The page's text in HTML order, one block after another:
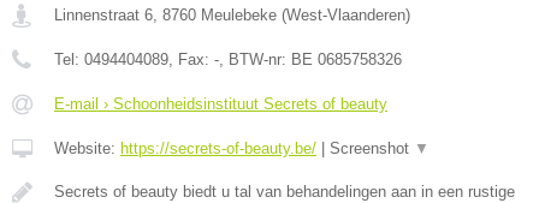
Linnenstraat 6, 8760 Meulebeke (West-Vlaanderen)
Tel: 0494404089, Fax: -, BTW-nr: BE 0685758326
E-mail › Schoonheidsinstituut Secrets of beauty
Website: https://secrets-of-beauty.be/ Screenshot ▼
Secrets of beauty biedt u tal van behandelingen aan in een rustige